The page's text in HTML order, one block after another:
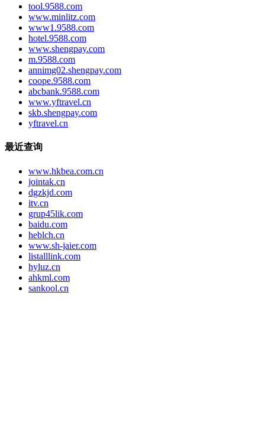
tool.9588.com
www.minlitz.com
www1.9588.com
hotel.9588.com
www.shengpay.com
m.9588.com
annimg02.shengpay.com
coope.9588.com
abcbank.9588.com
www.yftravel.cn
skb.shengpay.com
yftravel.cn
最近查询
www.hkbea.com.cn
jointak.cn
dgzkjd.com
itv.cn
grup45lik.com
baidu.com
heblch.cn
www.sh-jaier.com
listalllink.com
hyluz.cn
ahkml.com
sankool.cn